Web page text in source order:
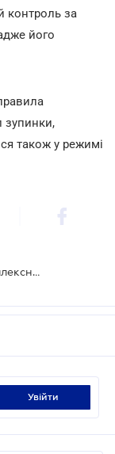
контроль за
його
зупинки,
також у режимі
Відеофіксація порушень ПДР стане комплексною
увійти